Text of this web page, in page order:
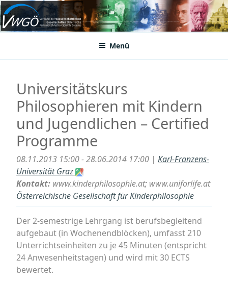
Zum
Inhalt
springenVWGÖ
Federation of Austrian Scientific Societies
Menü
Universitätskurs
Philosophieren mit Kindern
und Jugendlichen – Certified
Programme
08.11.2013 15:00 - 28.06.2014 17:00 | Karl-Franzens-
Universität Graz
Kontakt: www.kinderphilosophie.at; www.uniforlife.at
Österreichische Gesellschaft für Kinderphilosophie
Der 2-semestrige Lehrgang ist berufsbegleitend
aufgebaut (in Wochenendblöcken), umfasst 210
Unterrichtseinheiten zu je 45 Minuten (entspricht
24 Anwesenheitstagen) und wird mit 30 ECTS
bewertet.